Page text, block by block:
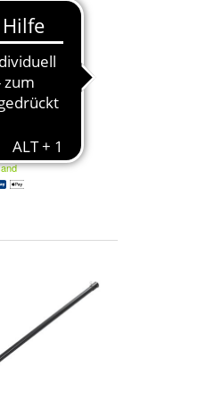
SDS Plus 250
504279